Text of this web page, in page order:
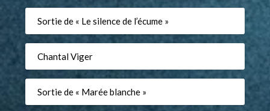
Sortie de « Le silence de l’écume »
Chantal Viger
Sortie de « Marée blanche »